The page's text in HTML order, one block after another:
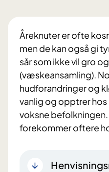
Åreknuter er ofte
men de kan også gi
sår som ikke vil gro
(væskeansamling).
hudforandringer og
vanlig og opptrer
voksne
forekommer oftere